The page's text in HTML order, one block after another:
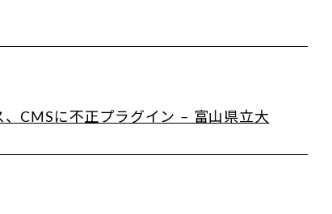
CMSに不正プラグイン – 富山県立大